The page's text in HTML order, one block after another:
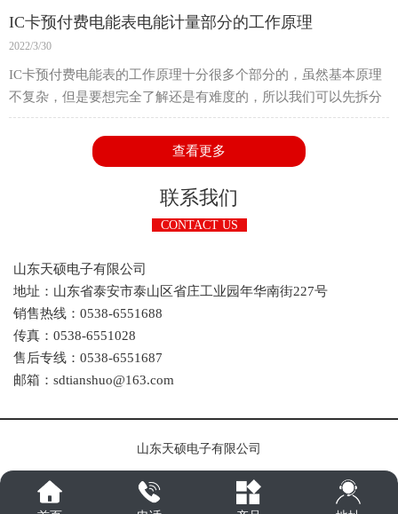
IC卡预付费电能表电能计量部分的工作原理
2022/3/30
IC卡预付费电能表的工作原理十分很多个部分的，虽然基本原理
不复杂，但是要想完全了解还是有难度的，所以我们可以先拆分
来一部分一部分的讲解，今天我们主要看看电能即两部分的工作
原理是怎样的。
查看更多
联系我们
CONTACT US
山东天硕电子有限公司
地址：山东省泰安市泰山区省庄工业园年华南街227号
销售热线：0538-6551688
传真：0538-6551028
售后专线：0538-6551687
邮箱：sdtianshuo@163.com
山东天硕电子有限公司